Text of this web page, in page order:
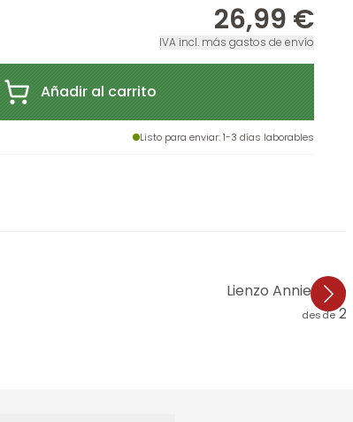
26,99 €
IVA incl. más gastos de envío
Añadir al carrito
Listo para enviar: 1-3 días laborables
Lienzo Annie -
desde